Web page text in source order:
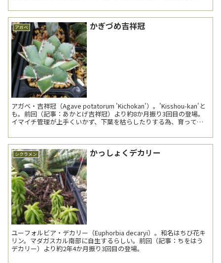
アガベ かぎづめ吉祥冠
アガベ・吉祥冠（Agave potatorum 'Kichokan'）。'Kisshou-kan'と
も。前回（記事：あかとげ吉祥冠）より約8か月振り3回目の登場。
イマイチ管理が上手くいかず、下葉を枯らしたりする為、育ってい
シクラメン かっしょくデカリー
ユーフォルビア・デカリー（Euphorbia decaryi）。和名はちび花キ
リン。マダガスカル南部に自生するらしい。前回（記事：ちをはう
デカリー）より約2年4か月振り3回目の登場。